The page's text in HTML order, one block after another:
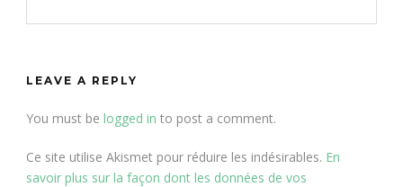
LEAVE A REPLY
You must be logged in to post a comment.
Ce site utilise Akismet pour réduire les indésirables. En
savoir plus sur la façon dont les données de vos